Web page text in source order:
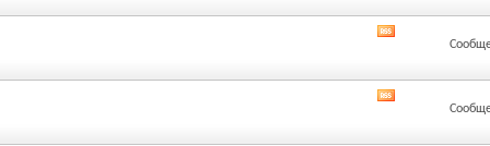
раздела
раздела